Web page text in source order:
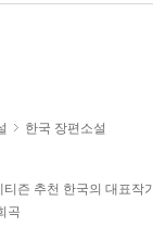
한국 장편소설
티즌 추천 한국의 대표작
곡